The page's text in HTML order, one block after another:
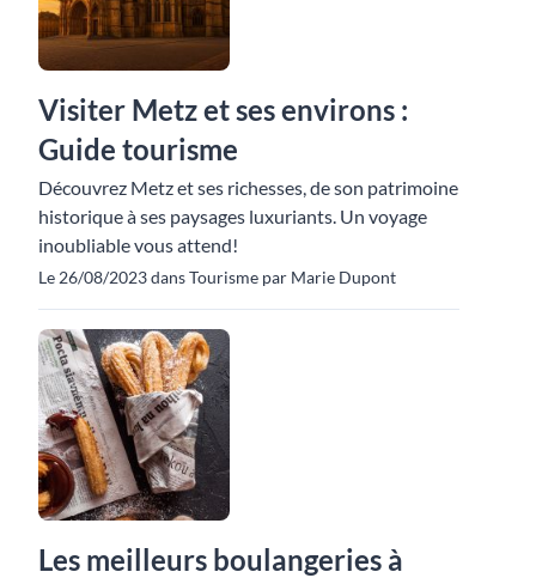
Visiter Metz et ses environs :
Guide tourisme
Découvrez Metz et ses richesses, de son patrimoine
historique à ses paysages luxuriants. Un voyage
inoubliable vous attend!
Le 26/08/2023 dans Tourisme par Marie Dupont
Les meilleurs boulangeries à